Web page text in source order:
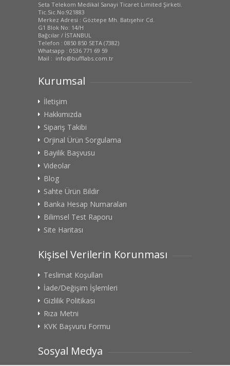
Seta Telekom Medikal Sanayi Ticaret Limited Şirketi.
Tic.Sic.No:921883
Merkez Adresi : Göztepe Mh. Batışehir Cd.
G1 Blok No: 14/H
Bağcılar / İSTANBUL
Telefon : 0850 850 SETA (7382)
Whatsapp : 0536 771 69 59
Mail : info@bufflabs.com.tr
Kurumsal
İletişim
Hakkımızda
Sipariş Takibi
Orjinal Ürün Sorgulama
Bayilik Başvusu
Videolar
Blog
Sahte Ürün Bildir
Banka Hesap Numaraları
Bilimsel Test Raporu
Site Haritası
Kişisel Verilerin Korunması
Teslimat Koşulları
İade/Değişim İşlemleri
Gizlilik Politikası
Rıza Metni
KVK Başvuru Formu
Sosyal Medya